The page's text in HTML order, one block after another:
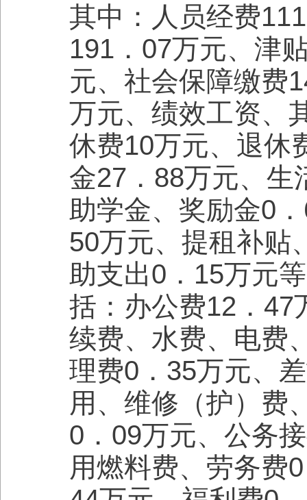
其中：人员经费
191．07万元、津
元、社会保障缴费
万元、绩效工资、
休费10万元、退休
金27．88万元、生
助学金、奖励金0
50万元、提租补贴
助支出0．15万元
括：办公费12．47
续费、水费、电费
理费0．35万元、
用、维修（护）费
0．09万元、公务
用燃料费、劳务费